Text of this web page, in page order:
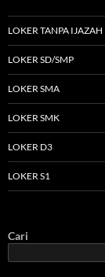
LOKER TANPA IJAZAH
LOKER SD/SMP
LOKER SMA
LOKER SMK
LOKER D3
LOKER S1
Cari